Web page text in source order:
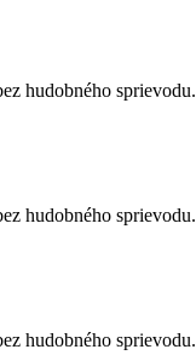
hudobného sprievodu.
hudobného sprievodu.
hudobného sprievodu.